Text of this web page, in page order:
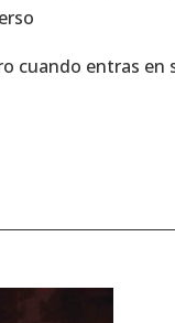
cuando entras